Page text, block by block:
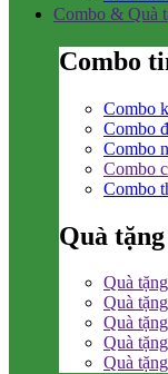
Combo & Quà
Combo
Combo
Combo
Combo
Combo
Combo
Quà tặng
Quà
Quà
Quà
Quà
Quà